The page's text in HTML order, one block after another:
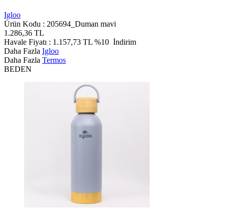
Igloo
Ürün Kodu : 205694_Duman mavi
1.286,36 TL
Havale Fiyatı : 1.157,73 TL %10 İndirim
Daha Fazla Igloo
Daha Fazla Termos
BEDEN